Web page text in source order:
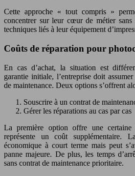
Cette approche « tout compris »
concentrer sur leur cœur de métier sans
techniques liés à leur équipement
Coûts de réparation pour
En cas d’achat, la situation est
garantie initiale, l’entreprise doit
de maintenance. Deux options s’offrent
Souscrire à un contrat de
Gérer les réparations au cas par cas
La première option offre une certaine
représente un coût supplémentaire.
économique à court terme mais peut
panne majeure. De plus, les temps
sans contrat de maintenance prioritaire.